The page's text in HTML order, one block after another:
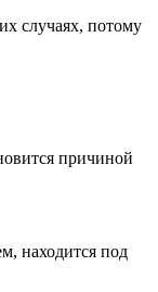
случаях, потому
причиной
находится под